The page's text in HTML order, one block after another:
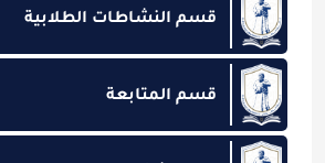
قسم النشاطات الطلابية
قسم المتابعة